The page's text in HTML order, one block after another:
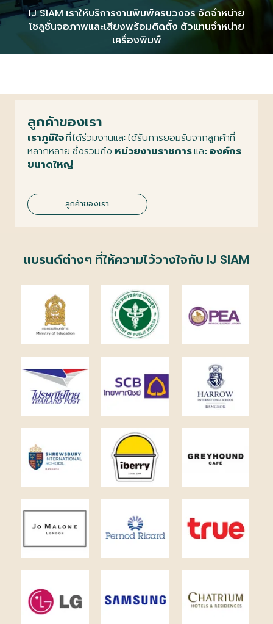
IJ SIAM เราให้บริการงานพิมพ์ครบวงจร จัดจำหน่าย
โซลูชั่นจอภาพและเสียงพร้อมติดตั้ง ตัวแทนจำหน่าย
เครื่องพิมพ์
ลูกค้าของเรา
เราภูมิใจที่ได้ร่วมงานและได้รับการยอมรับจากลูกค้าที่
หลากหลาย ซึ่งรวมถึง หน่วยงานราชการและ องค์กร
ขนาดใหญ่
ลูกค้าของเรา
แบรนด์ต่างๆ ที่ให้ความไว้วางใจกับ IJ SIAM